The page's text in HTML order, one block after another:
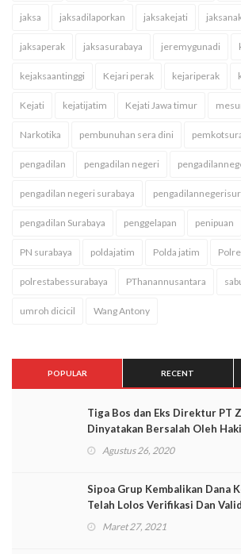
jaksa jaksadilaporkan jaksakejati
jaksaperak jaksasurabaya jeremygunadi
kejaksaantinggi Kejari perak kejariperak
Kejati kejatijatim Kejati Jawa timur
Narkotika pembunuhan sera dini
pengadilan pengadilan negeri
pengadilan negeri surabaya
pengadilan Surabaya penggelapan penipuan
PN surabaya poldajatim Polda jatim
polrestabessurabaya PThanannusantara
umroh dicicil Wang Antony
POPULAR RECENT
Tiga Bos dan Eks Direktur PT
Dinyatakan Bersalah Oleh
Agustus 26, 2020
Sipoa Grup Kembalikan Dana
Telah Lolos Verifikasi Dan
Maret 27, 2021